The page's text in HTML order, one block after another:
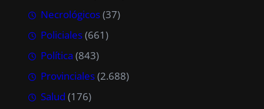
Necrológicos(37)
Policiales(661)
Política (843)
Provinciales(2.688)
Salud (176)